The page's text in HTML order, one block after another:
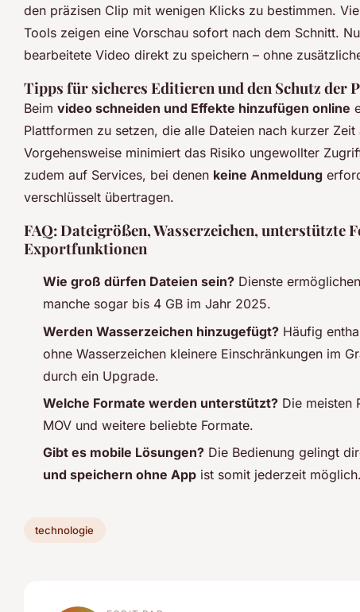
den präzisen Clip mit wenigen Klicks zu bestimmen.
Tools zeigen eine Vorschau sofort nach dem Schnitt.
bearbeitete Video direkt zu speichern – ohne
Tipps für sicheres Editieren und den Schutz der
Beim video schneiden und Effekte hinzufügen online
Plattformen zu setzen, die alle Dateien nach kurzer
Vorgehensweise minimiert das Risiko ungewollter
zudem auf Services, bei denen keine Anmeldung
verschlüsselt übertragen.
FAQ: Dateigrößen, Wasserzeichen, unterstützte
Exportfunktionen
Wie groß dürfen Dateien sein? Dienste
manche sogar bis 4 GB im Jahr 2025.
Werden Wasserzeichen hinzugefügt? Häufig
ohne Wasserzeichen kleinere Einschränkungen im
durch ein Upgrade.
Welche Formate werden unterstützt? Die meisten
MOV und weitere beliebte Formate.
Gibt es mobile Lösungen? Die Bedienung gelingt
und speichern ohne App ist somit jederzeit möglich.
technologie